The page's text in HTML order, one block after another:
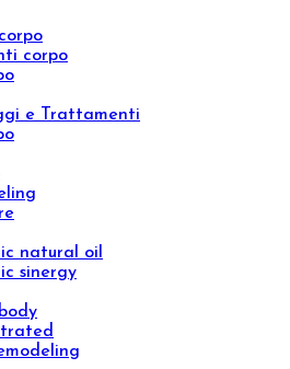
viso
sinergy
treatment
and Nutritive
face
Lifting Face